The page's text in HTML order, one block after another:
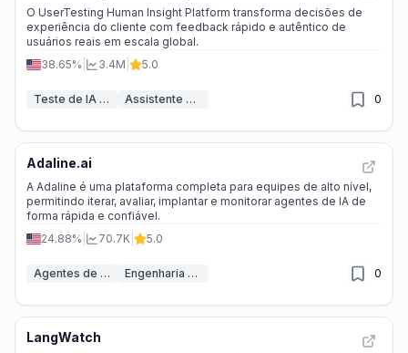
O UserTesting Human Insight Platform transforma decisões de
experiência do cliente com feedback rápido e autêntico de
usuários reais em escala global.
38.65%
3.4M 5.0
Teste de IA & QA Assistente de Análise IA 0
Adaline.ai
A Adaline é uma plataforma completa para equipes de alto nível,
permitindo iterar, avaliar, implantar e monitorar agentes de IA de
forma rápida e confiável.
24.88%
70.7K 5.0
Agentes de IA Engenharia de prompts 0
LangWatch